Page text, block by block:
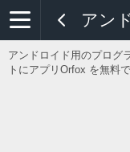
アン
アンドロイド用のプログ
トにアプリOrfox を無料